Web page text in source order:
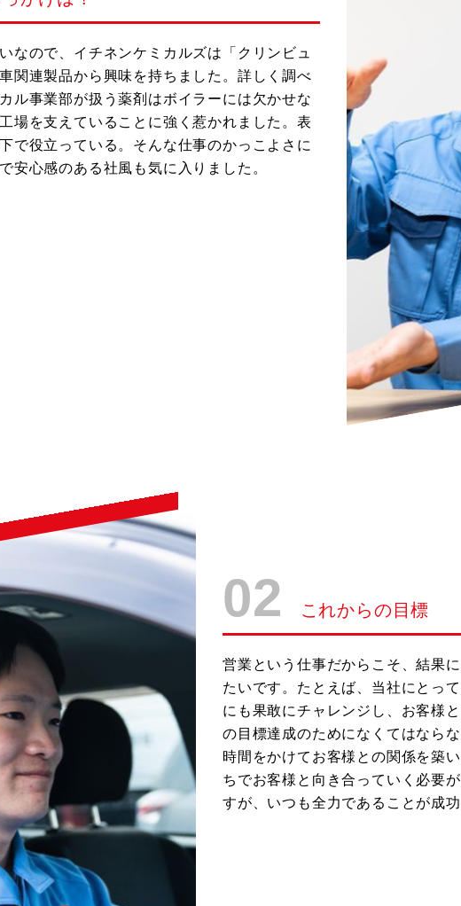
なので、イチネンケミカルズは「クリンビュ
関連製品から興味を持ちました。詳しく調べ
ル事業部が扱う薬剤はボイラーには欠かせな
場を支えていることに強く惹かれました。表
で役立っている。そんな仕事のかっこよさに
安心感のある社風も気に入りました。
02 これからの目標
営業という仕事だからこそ、結果
たいです。たとえば、当社にとっ
にも果敢にチャレンジし、お客様
の目標達成のためになくてはなら
時間をかけてお客様との関係を築
ちでお客様と向き合っていく必要
すが、いつも全力であることが成